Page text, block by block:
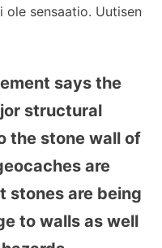
ole sensaatio. Uutisen
says the
structural
the stone wall of
are
stones are being
to walls as well